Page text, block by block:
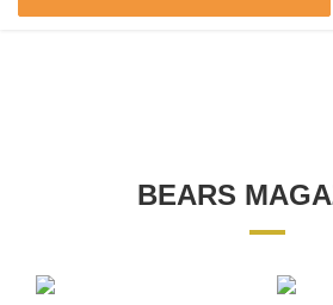
TEL:0362066070
BEARS